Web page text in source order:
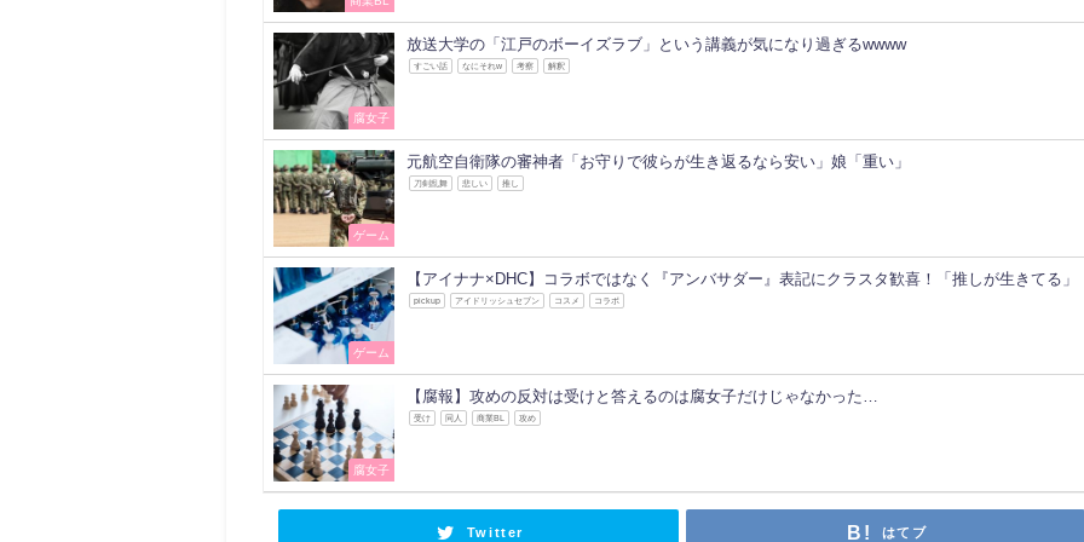
腐女子
放送大学の「江戸のボーイズラブ」という講義が気になり過ぎるwwww
すごい話 なにそれw 考察 解釈
ゲーム
元航空自衛隊の審神者「お守りで彼らが生き返るなら安い」娘「重い」
刀剣乱舞 悲しい 推し
ゲーム
【アイナナ×DHC】コラボではなく『アンバサダー』表記にクラスタ歓喜！「推しが生きてる」
pickup アイドリッシュセブン コスメ コラボ
腐女子
【腐報】攻めの反対は受けと答えるのは腐女子だけじゃなかった…
受け 同人 商業BL 攻め
Twitter はてブ